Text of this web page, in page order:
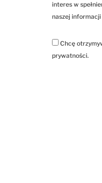
interes w
naszej
Chcę
prywatności.